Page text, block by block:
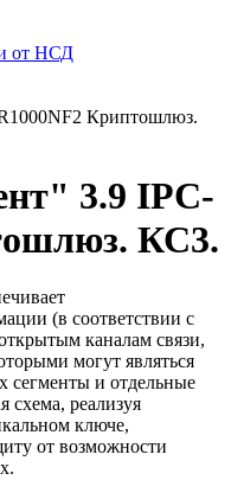
от НСД
Криптошлюз.
3.9 IPC-
КС3.
(в соответствии с
каналам связи,
могут являться
сегменты и отдельные
схема, реализуя
ключе,
от возможности